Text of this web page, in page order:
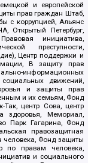
и европейской
прав граждан Штаб,
с коррупцией, Альянс
Открытый Петербург,
инициатива,
преступности,
Центр поддержки и
В защиту прав
информационных
движений,
и защиты прав
и их семьям, Фонд
Так, центр Сова, центр
здоровья, Мемориал,
Парк Гагарина, Фонд
правозащитная
человека, Фонд защиты
по правам человека,
и социального